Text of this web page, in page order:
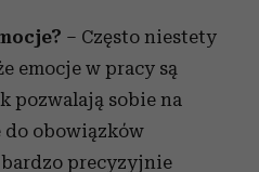
– Często niestety
emocje w pracy są
pozwalają sobie na
do obowiązków
precyzyjnie